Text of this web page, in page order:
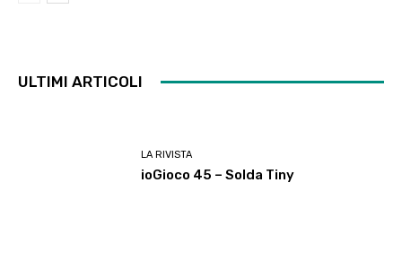
ULTIMI ARTICOLI
LA RIVISTA
ioGioco 45 – Solda Tiny